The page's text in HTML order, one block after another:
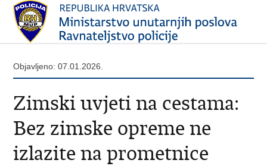
Objavljeno: 07.01.2026.
Zimski uvjeti na cestama:
Bez zimske opreme ne
izlazite na prometnice